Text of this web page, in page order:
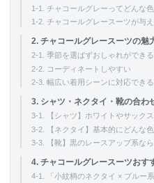
1-1. チャコールグレーってどんな色
1-2. チャコールグレースーツが与
2. チャコールグレースーツの魅
2-1. 季節を選ばずおしゃれができる
2-2. コーディネートしやすい
2-3. 幅広い着用シーンに対応できる
3. シャツ・ネクタイ・靴の合わ
3-1. 【シャツ】ホワイトやサック
3-2. 【ネクタイ】基本的にどんな
3-3. 【靴】黒のレースアップ系な
4. チャコールグレースーツおす
4-1. 「小紋柄のネクタイ × ブルー